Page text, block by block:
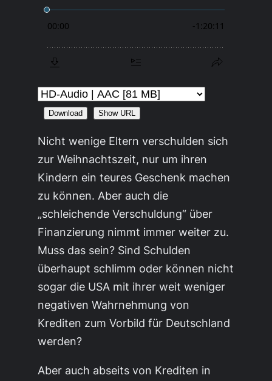
Download Show URL
Nicht wenige Eltern verschulden sich
zur Weihnachtszeit, nur um ihren
Kindern ein teures Geschenk machen
zu können. Aber auch die
„schleichende Verschuldung“ über
Finanzierung nimmt immer weiter zu.
Muss das sein? Sind Schulden
überhaupt schlimm oder können nicht
sogar die USA mit ihrer weit weniger
negativen Wahrnehmung von
Krediten zum Vorbild für Deutschland
werden?
Aber auch abseits von Krediten in